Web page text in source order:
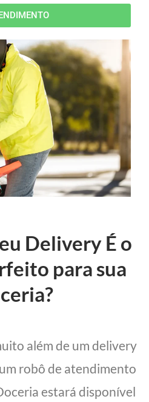
Delivery É o
para sua
além de um delivery
robô de atendimento
estará disponível